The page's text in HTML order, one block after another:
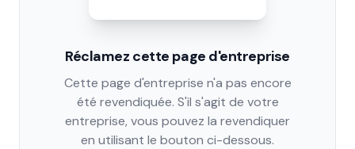
Réclamez cette page d'entreprise
Cette page d'entreprise n'a pas encore
été revendiquée. S'il s'agit de votre
entreprise, vous pouvez la revendiquer
en utilisant le bouton ci-dessous.